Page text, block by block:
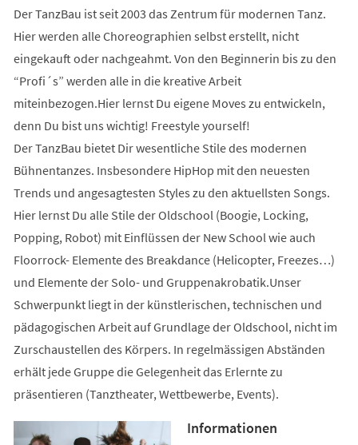
Der TanzBau ist seit 2003 das Zentrum für modernen Tanz.
Hier werden alle Choreographien selbst erstellt, nicht
eingekauft oder nachgeahmt. Von den Beginnerin bis zu den
“Profi´s” werden alle in die kreative Arbeit
miteinbezogen.Hier lernst Du eigene Moves zu entwickeln,
denn Du bist uns wichtig! Freestyle yourself!
Der TanzBau bietet Dir wesentliche Stile des modernen
Bühnentanzes. Insbesondere HipHop mit den neuesten
Trends und angesagtesten Styles zu den aktuellsten Songs.
Hier lernst Du alle Stile der Oldschool (Boogie, Locking,
Popping, Robot) mit Einflüssen der New School wie auch
Floorrock- Elemente des Breakdance (Helicopter, Freezes…)
und Elemente der Solo- und Gruppenakrobatik.Unser
Schwerpunkt liegt in der künstlerischen, technischen und
pädagogischen Arbeit auf Grundlage der Oldschool, nicht im
Zurschaustellen des Körpers. In regelmässigen Abständen
erhält jede Gruppe die Gelegenheit das Erlernte zu
präsentieren (Tanztheater, Wettbewerbe, Events).
Informationen